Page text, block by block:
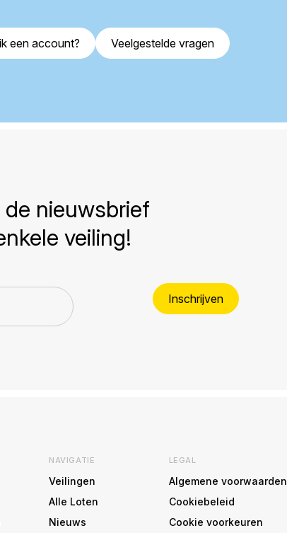
een account? Veelgestelde vragen
nieuwsbrief
veiling!
Inschrijven
NAVIGATIE
Veilingen
Alle Loten
Nieuws
LEGAL
Algemene voorwaarden
Cookiebeleid
Cookie voorkeuren